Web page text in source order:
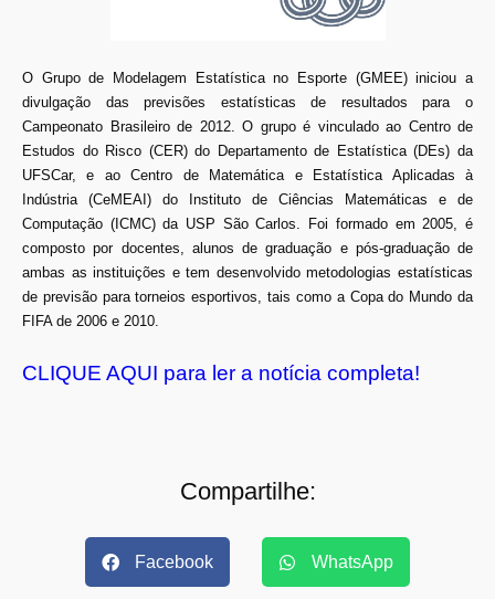
O Grupo de Modelagem Estatística no Esporte (GMEE) iniciou a
divulgação das previsões estatísticas de resultados para o
Campeonato Brasileiro de 2012. O grupo é vinculado ao Centro de
Estudos do Risco (CER) do Departamento de Estatística (DEs) da
UFSCar, e ao Centro de Matemática e Estatística Aplicadas à
Indústria (CeMEAI) do Instituto de Ciências Matemáticas e de
Computação (ICMC) da USP São Carlos. Foi formado em 2005, é
composto por docentes, alunos de graduação e pós-graduação de
ambas as instituições e tem desenvolvido metodologias estatísticas
de previsão para torneios esportivos, tais como a Copa do Mundo da
FIFA de 2006 e 2010.
CLIQUE AQUI para ler a notícia completa!
Compartilhe:
Facebook WhatsApp